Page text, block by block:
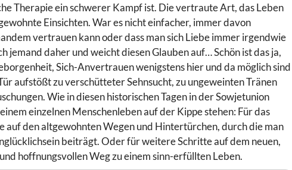
Therapie ein schwerer Kampf ist. Die vertraute Art, das Leben
Einsichten. War es nicht einfacher, immer davon
vertrauen kann oder dass man sich Liebe immer irgendwie
jemand daher und weicht diesen Glauben auf… Schön ist das ja,
Sich-Anvertrauen wenigstens hier und da möglich sind
aufstößt zu verschütteter Sehnsucht, zu ungeweinten Tränen
Wie in diesen historischen Tagen in der Sowjetunion
einzelnen Menschenleben auf der Kippe stehen: Für das
auf den altgewohnten Wegen und Hintertürchen, durch die man
beiträgt. Oder für weitere Schritte auf dem neuen,
hoffnungsvollen Weg zu einem sinn-erfüllten Leben.